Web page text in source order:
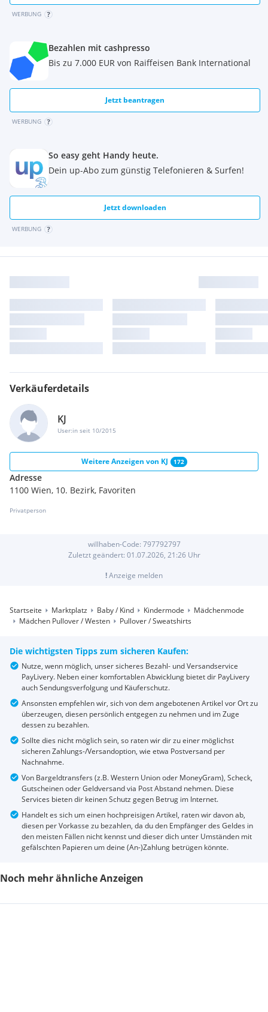
WERBUNG
Bezahlen mit cashpresso
Bis zu 7.000 EUR von Raiffeisen Bank International
Jetzt beantragen
WERBUNG
So easy geht Handy heute.
Dein up-Abo zum günstig Telefonieren & Surfen!
Jetzt downloaden
WERBUNG
Verkäuferdetails
KJ
User:in seit 10/2015
Weitere Anzeigen von KJ 172
Adresse
1100 Wien, 10. Bezirk, Favoriten
Privatperson
willhaben-Code: 797792797
Zuletzt geändert: 01.07.2026, 21:26Uhr
!Anzeige melden
Startseite Marktplatz Baby / Kind Kindermode
Mädchenmode
Mädchen Pullover / Westen
Pullover / Sweatshirts
Die wichtigsten Tipps zum sicheren Kaufen:
Nutze, wenn möglich, unser sicheres Bezahl- und Versandservice
PayLivery. Neben einer komfortablen Abwicklung bietet dir PayLivery
auch Sendungsverfolgung und Käuferschutz.
Ansonsten empfehlen wir, sich von dem angebotenen Artikel vor Ort zu
überzeugen, diesen persönlich entgegen zu nehmen und im Zuge
dessen zu bezahlen.
Sollte dies nicht möglich sein, so raten wir dir zu einer möglichst
sicheren Zahlungs-/Versandoption, wie etwa Postversand per
Nachnahme.
Von Bargeldtransfers (z.B. Western Union oder MoneyGram), Scheck,
Gutscheinen oder Geldversand via Post Abstand nehmen. Diese
Services bieten dir keinen Schutz gegen Betrug im Internet.
Handelt es sich um einen hochpreisigen Artikel, raten wir davon ab,
diesen per Vorkasse zu bezahlen, da du den Empfänger des Geldes in
den meisten Fällen nicht kennst und dieser dich unter Umständen mit
gefälschten Papieren um deine (An-)Zahlung betrügen könnte.
Noch mehr ähnliche Anzeigen